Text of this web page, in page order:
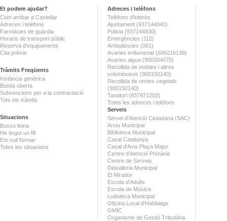
Et podem ajudar?
Com arribar a Castellar
Adreces i telèfons
Farmàcies de guàrdia
Horaris de transport públic
Reserva d'equipaments
Cita prèvia
Tràmits Freqüents
Instància genèrica
Bústia oberta
Subvencions per a la contractació
Tots els tràmits
Situacions
Busco feina
He tingut un fill
Em vull formar
Totes les situacions
Adreces i telèfons
Telèfons d'interès
Ajuntament (937144040)
Policia (937144830)
Emergències (112)
Ambulàncies (061)
Avaries enllumenat (686216138)
Avaries aigua (900304070)
Recollida de mobles i altres
voluminosos (900150140)
Recollida de restes vegetals
(900150140)
Tanatori (937471203)
Totes les adreces i telèfons
Serveis
Servei d'Atenció Ciutadana (SAC)
Arxiu Municipal
Biblioteca Municipal
Casal Catalunya
Casal d'Avis Plaça Major
Centre d'Atenció Primària
Centre de Serveis
Deixalleria Municipal
El Mirador
Escola d'Adults
Escola de Música
Ludoteca Municipal
Oficina Local d'Habitatge
OMIC
Organisme de Gestió Tributària